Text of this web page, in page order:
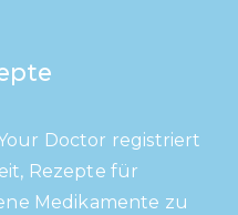
Doctor registriert
Rezepte für
Medikamente zu